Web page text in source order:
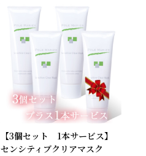
【3個セット 1本サービス】
センシティブクリアマスク